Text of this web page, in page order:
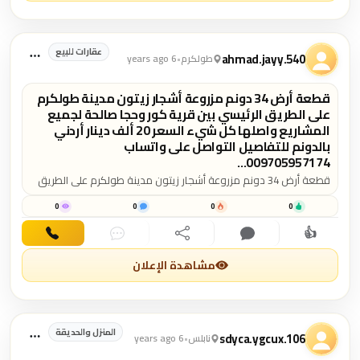
ahmad.jayy.540 طولكرم•
6 years ago عقارات للبيع
قطعة أرض 34 دونم مزروعة أشجار زيتون مدينة طولكرم
على الطريق الرئيسي بين قرية كور وحجا صالحة لجميع
المشاريع واصلها كل شيء السعر 20 ألف دينار أردني
بالدونم للتفاصيل التواصل على واتساب
009705957174...
قطعة أرض 34 دونم مزروعة أشجار زيتون مدينة طولكرم على الطريق
الرئيسي بين قرية كور وحجا صالحة لجميع المشاريع واصلها كل شيء
السعر 20 ألف دينار أردني بالدونم للتفاصيل التواصل على واتساب
00970595717427
0
0
0
0
👍اهتمام تعليق مشاركة دردشة اتصال
مشاهدة الإعلان
sdyca.ygcux.106 نابلس•
6 years ago المنزل والحديقة